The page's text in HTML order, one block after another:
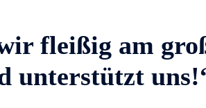
fleißig am
unterstützt